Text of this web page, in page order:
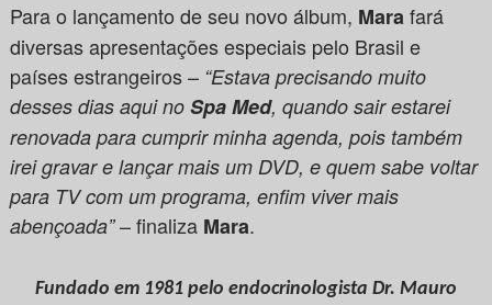
Para o lançamento de seu novo álbum, Marafará
diversas apresentações especiais pelo Brasil e
países estrangeiros – “Estava precisando muito
desses dias aqui no Spa Med, quando sair estarei
renovada para cumprir minha agenda, pois também
irei gravar e lançar mais um DVD, e quem sabe voltar
para TV com um programa, enfim viver mais
abençoada”– finaliza Mara.
Fundado em 1981 pelo endocrinologista Dr. Mauro